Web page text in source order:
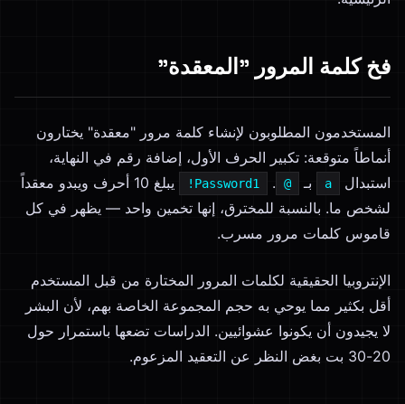
فخ كلمة المرور "المعقدة"
المستخدمون المطلوبون لإنشاء كلمة مرور "معقدة" يختارون
أنماطاً متوقعة: تكبير الحرف الأول، إضافة رقم في النهاية،
استبدال
a بـ @
.
Password1!
يبلغ 10 أحرف ويبدو معقداً
لشخص ما. بالنسبة للمخترق، إنها تخمين واحد — يظهر في كل
قاموس كلمات مرور مسرب.
الإنتروبيا الحقيقية لكلمات المرور المختارة من قبل المستخدم
أقل بكثير مما يوحي به حجم المجموعة الخاصة بهم، لأن البشر
لا يجيدون أن يكونوا عشوائيين. الدراسات تضعها باستمرار حول
20-30 بت بغض النظر عن التعقيد المزعوم.